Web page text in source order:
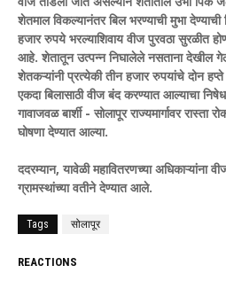
शेतमाल विकल्यानंतर बिल भरण्याची मुभा
हजार रुपये भरल्याशिवाय वीज पुरवठा सुरळीत
आहे. शेतातून उत्पन्न निघालेले नसताना देखील
शेतकऱ्यांनी प्रत्येकी तीन हजार रुपयांचे दोन
एकदा बिलासाठी वीज बंद करण्यात आल्याचा
गावाजवळ बार्शी - सोलापूर राज्यमार्गावर रास्ता
घोषणा देण्यात आल्या.
ददरम्यान, यावेळी महावितरणच्या अधिकाऱ्यांना
ग्रामस्थांच्या वतीने देण्यात आले.
Tags सोलापूर
REACTIONS